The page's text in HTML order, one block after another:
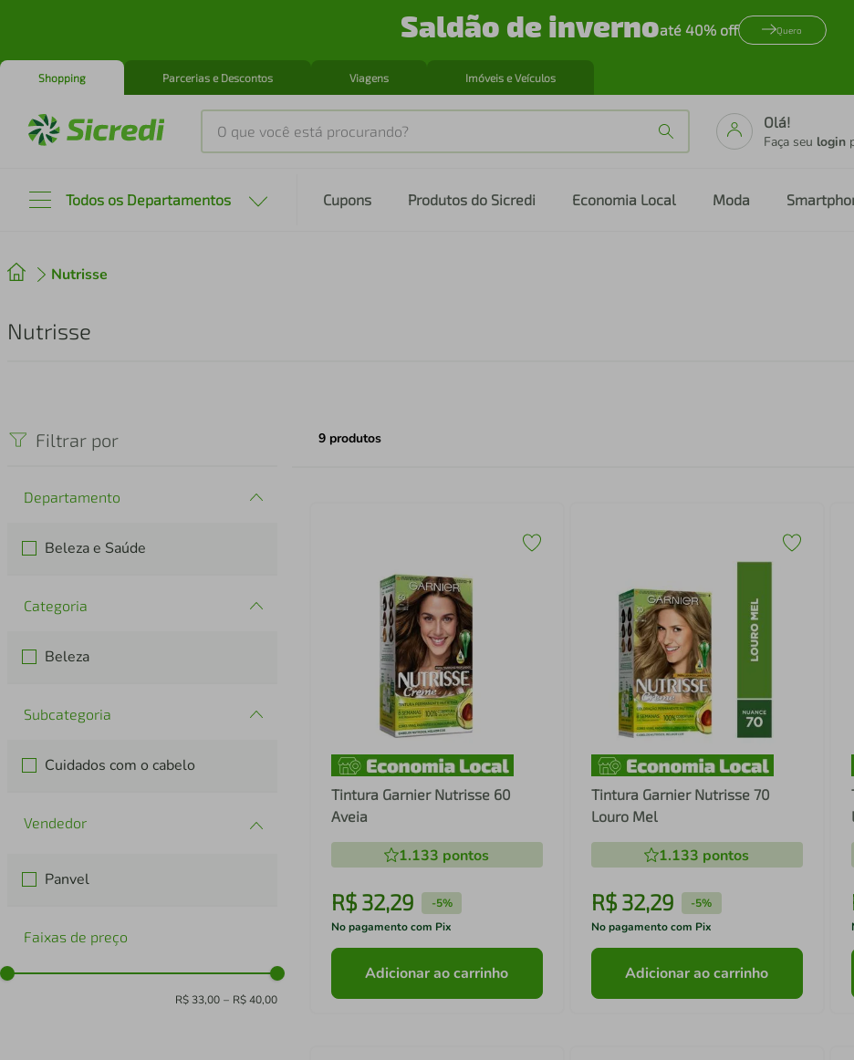
Saldão de invernoaté 40% off Quero
Shopping Parcerias e Descontos Viagens Imóveis e Veículos
O que você está procurando?
Olá!
Faça seu login
Todos os Departamentos Cupons Produtos do Sicredi Economia Local Moda
Nutrisse
Nutrisse
Filtrar por
Departamento
Beleza e Saúde
Categoria
Beleza
Subcategoria
Cuidados com o cabelo
Panvel
Faixas de preço
R$ 33,00 – R$ 40,00
9 produtos
Tintura Garnier Nutrisse 60
Aveia
1.133 pontos
R$ 32,29 -5%
No pagamento com Pix
Adicionar ao carrinho
Tintura Garnier Nutrisse 70
Louro Mel
1.133 pontos
R$ 32,29 -5%
No pagamento com Pix
Adicionar ao carrinho